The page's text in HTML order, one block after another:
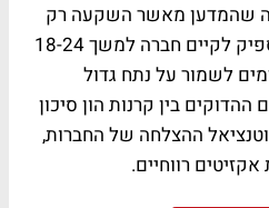
שהמדען מאשר השקעה רק
בחברות שההשקעה בהן תספיק לקיים חברה למשך 18-24
לשמור על נתח גדול
בין קרנות הון סיכון
ההצלחה של החברות,
רווחיים.